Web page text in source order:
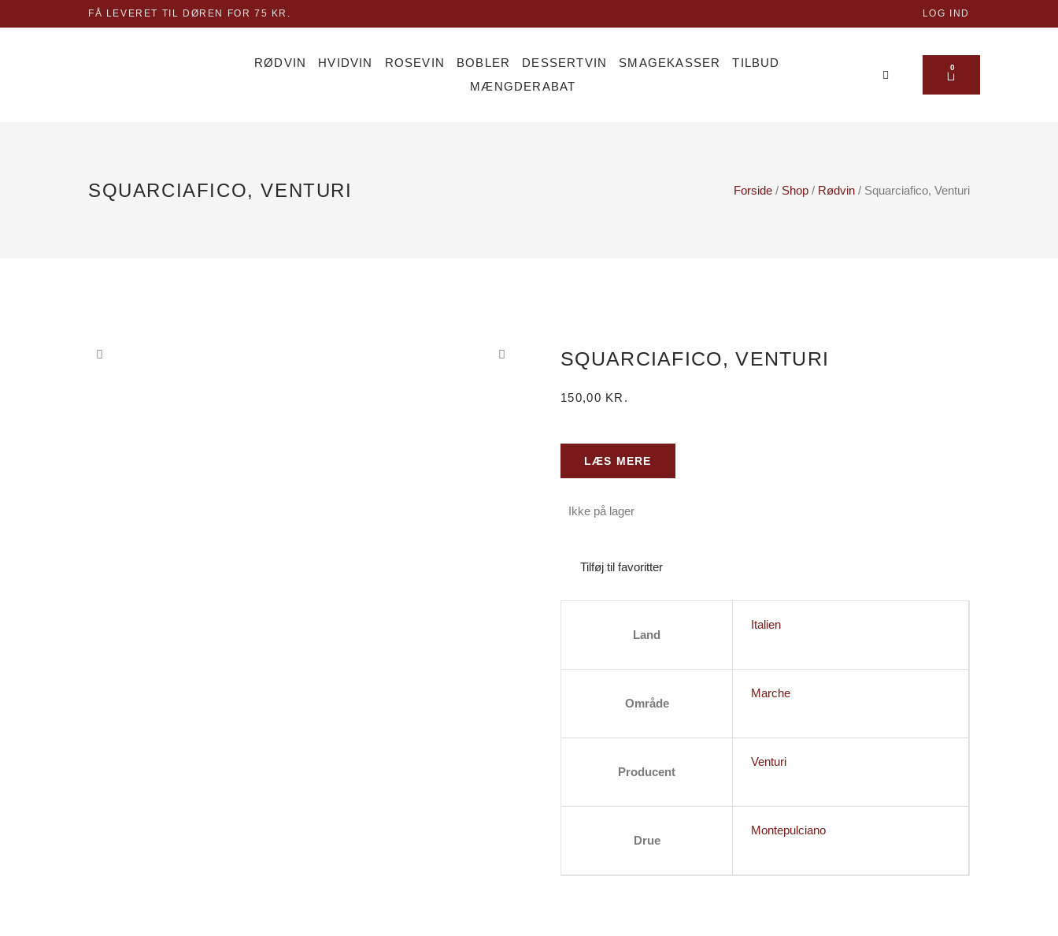
til
FÅ LEVERET TIL DØREN FOR 75 KR. LOG IND
RØDVIN HVIDVIN ROSEVIN BOBLER DESSERTVIN SMAGEKASSER
TILBUD
MÆNGDERABAT
0
KURV
SQUARCIAFICO, VENTURI Forside / Shop / Rødvin / Squarciafico, Venturi
SQUARCIAFICO, VENTURI
150,00 KR.
LÆS MERE
Ikke på lager
Tilføj til favoritter
Land
Italien
Område
Marche
Producent
Venturi
Drue
Montepulciano